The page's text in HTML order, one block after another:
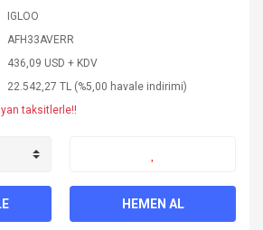
IGLOO
AFH33AVERR
436,09 USD + KDV
22.542,27 TL (%5,00 havale indirimi)
taksitlerle!!
HEMEN AL